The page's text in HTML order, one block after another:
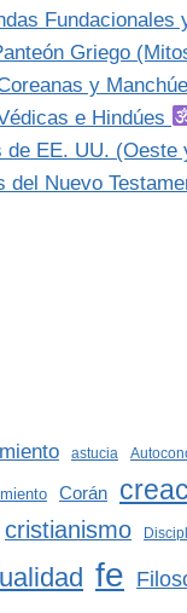
Fundacionales
Griego
y
e Hindúes
de EE. UU. (Oeste
del Nuevo
astucia
Corán
cristianismo
fe